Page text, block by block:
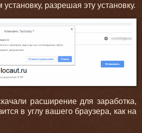
разрешая эту установку.
расширение для заработка,
в углу вашего браузера, как на